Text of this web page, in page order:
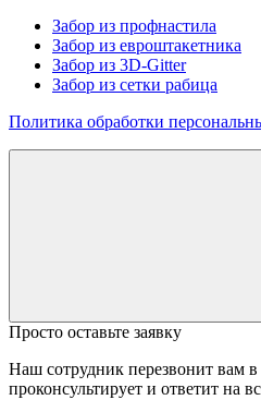
Забор из профнастила
Забор из евроштакетника
Забор из 3D-Gitter
Забор из сетки рабица
Политика обработки
Просто оставьте заявку
Наш сотрудник перезвонит вам
проконсультирует и ответит на